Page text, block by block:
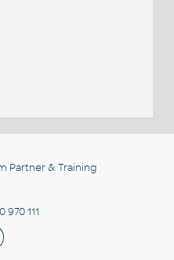
Partner & Training
111